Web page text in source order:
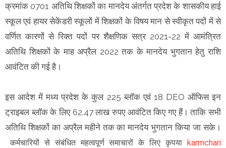
क्रमांक 0701 अतिथि शिक्षकों का मानदेय अंतर्गत प्रदेश के शासकीय हाई
स्कूल एवं हायर सेकेंडरी स्कूलों में शिक्षकों के विषय मान से स्वीकृत पदों में से
वर्णित कारणों से रिक्त पदों पर शैक्षणिक सत्र 2021-22 में आमंत्रित
अतिथि शिक्षकों के माह अप्रैल 2022 तक के मानदेय भुगतान हेतु राशि
आवंटित की गई है।
इस आदेश में मध्य प्रदेश के कुल 225 ब्लॉक एवं 18 DEO ऑफिस इन
ट्राइबल ब्लॉक के लिए 62.47 लाख रुपए आवंटित किए गए हैं। ताकि सभी
अतिथि शिक्षकों का अप्रैल महीने तक का मानदेय भुगतान किया जा सके।
कर्मचारियों से संबंधित महत्वपूर्ण समाचारों के लिए कृपयाkarmchari